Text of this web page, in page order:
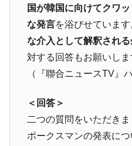
国が韓国に向けてクワ
な発言を浴びせていま
な介入として解釈される
対する回答もお願いしま
（『聯合ニュースTV』
＜回答＞
二つの質問をいただき
ポークスマンの発表に